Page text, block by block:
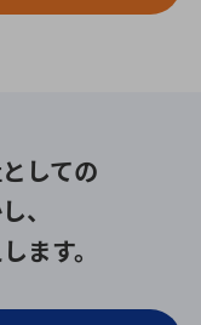
しての
、
ます。